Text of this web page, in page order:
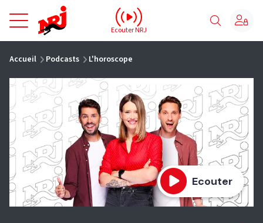
NRJ - Accueil
Ecouter NRJ
Accueil Podcasts L'horoscope
Ecouter